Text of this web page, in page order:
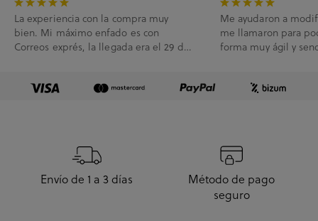
La experiencia con la compra muy
bien. Mi máximo enfado es con
Correos exprés, la llegada era el 29 de
Me ayudaron a
me llamaron para
forma muy ágil y
Envío de 1 a 3 días
Método de pago
seguro